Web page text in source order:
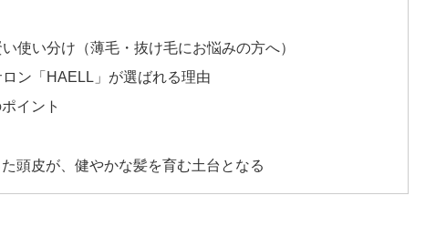
使い分け（薄毛・抜け毛にお悩みの方へ）
ン「HAELL」が選ばれる理由
イント
頭皮が、健やかな髪を育む土台となる